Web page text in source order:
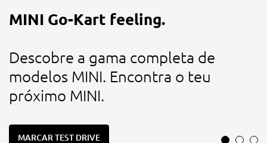
MINI Go-Kart feeling.
Descobre a gama completa de
modelos MINI. Encontra o teu
próximo MINI.
MARCAR TEST DRIVE